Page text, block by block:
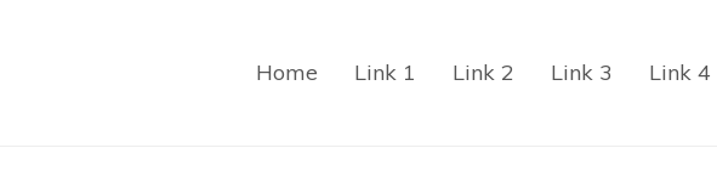
Home Link 1 Link 2 Link 3 Link 4